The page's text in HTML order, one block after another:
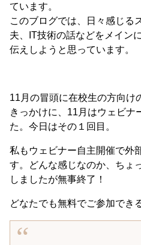
ています。
このブログでは、日々感じる
夫、IT技術の話などをメイン
伝えしようと思っています。
11月の冒頭に在校生の方向け
きっかけに、11月はウェビナ
た。今日はその１回目。
私もウェビナー自主開催で外
す。どんな感じなのか、ちょ
しましたが無事終了！
どなたでも無料でご参加でき